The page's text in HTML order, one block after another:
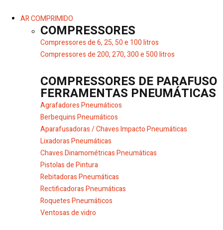
AR COMPRIMIDO
COMPRESSORES
Compressores de 6, 25, 50 e 100 litros
Compressores de 200, 270, 300 e 500 litros
COMPRESSORES DE PARAFUSO
FERRAMENTAS PNEUMÁTICAS
Agrafadores Pneumáticos
Berbequins Pneumáticos
Aparafusadoras / Chaves Impacto Pneumáticas
Lixadoras Pneumáticas
Chaves Dinamométricas Pneumáticas
Pistolas de Pintura
Rebitadoras Pneumáticas
Rectificadoras Pneumáticas
Roquetes Pneumáticos
Ventosas de vidro